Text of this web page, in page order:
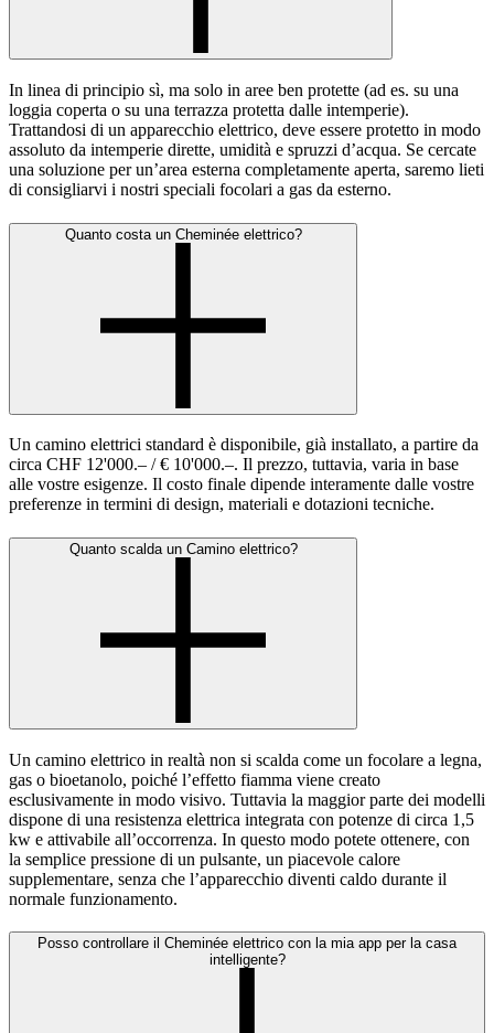
In linea di principio sì, ma solo in aree ben protette (ad es. su una
loggia coperta o su una terrazza protetta dalle intemperie).
Trattandosi di un apparecchio elettrico, deve essere protetto in modo
assoluto da intemperie dirette, umidità e spruzzi d’acqua. Se cercate
una soluzione per un’area esterna completamente aperta, saremo lieti
di consigliarvi i nostri speciali focolari a gas da esterno.
Quanto costa un Cheminée elettrico?
Un camino elettrici standard è disponibile, già installato, a partire da
circa CHF 12'000.– / € 10'000.–. Il prezzo, tuttavia, varia in base
alle vostre esigenze. Il costo finale dipende interamente dalle vostre
preferenze in termini di design, materiali e dotazioni tecniche.
Quanto scalda un Camino elettrico?
Un camino elettrico in realtà non si scalda come un focolare a legna,
gas o bioetanolo, poiché l’effetto fiamma viene creato
esclusivamente in modo visivo. Tuttavia la maggior parte dei modelli
dispone di una resistenza elettrica integrata con potenze di circa 1,5
kw e attivabile all’occorrenza. In questo modo potete ottenere, con
la semplice pressione di un pulsante, un piacevole calore
supplementare, senza che l’apparecchio diventi caldo durante il
normale funzionamento.
Posso controllare il Cheminée elettrico con la mia app per la casa
intelligente?